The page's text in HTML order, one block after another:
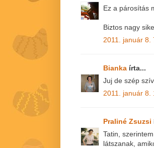
Ez a párosítás
Biztos nagy
2011. január 8.
Bianka írta...
Juj de szép
2011. január 8.
Praliné Zsuzsi
Tatin,
látszanak,